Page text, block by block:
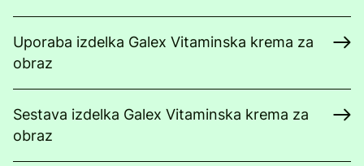
Uporaba izdelka Galex Vitaminska krema za
obraz
Sestava izdelka Galex Vitaminska krema za
obraz